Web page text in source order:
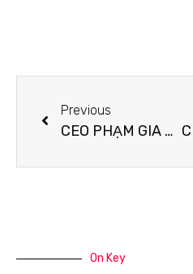
Previous
CEO PHẠM GIA MEDIA CHIÊU MỘ GƯƠNG MẶT TIỀM NĂNG TẠI BUỔI CASTING
On Key